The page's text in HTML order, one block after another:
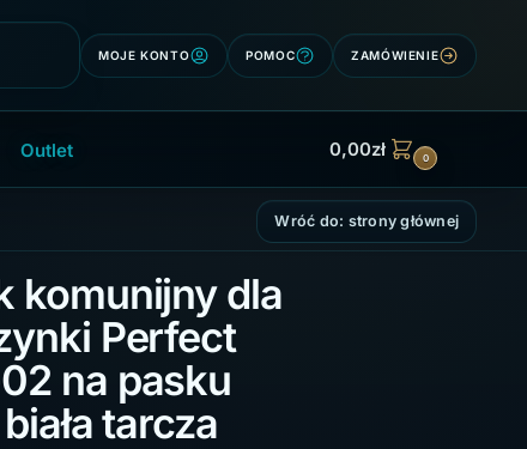
Szukaj
MOJE KONTO POMOC ZAMÓWIENIE
Outlet 0,00zł 0
Wróć do: strony głównej
komunijny dla
Perfect
na pasku
tarcza